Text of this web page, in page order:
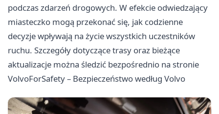
podczas zdarzeń drogowych. W efekcie odwiedzający
miasteczko mogą przekonać się, jak codzienne
decyzje wpływają na życie wszystkich uczestników
ruchu. Szczegóły dotyczące trasy oraz bieżące
aktualizacje można śledzić bezpośrednio na stronie
VolvoForSafety – Bezpieczeństwo według Volvo